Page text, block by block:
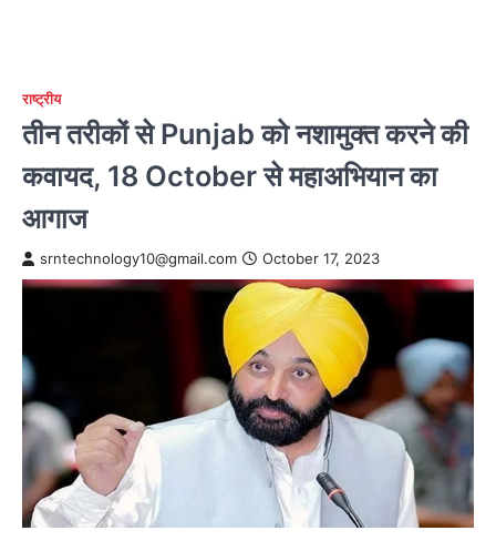
राष्ट्रीय
तीन तरीकों से Punjab को नशामुक्त करने की
कवायद, 18 October से महाअभियान का
आगाज
srntechnology10@gmail.com October 17, 2023